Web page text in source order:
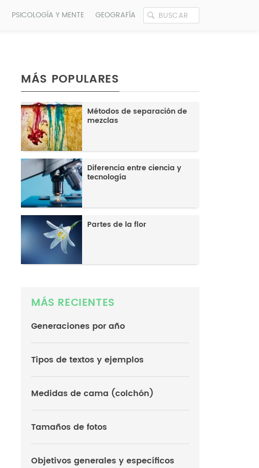
PSICOLOGÍA Y MENTE GEOGRAFÍA
MÁS POPULARES
Métodos de separación de
mezclas
Diferencia entre ciencia y
tecnología
Partes de la flor
MÁS RECIENTES
Generaciones por año
Tipos de textos y ejemplos
Medidas de cama (colchón)
Tamaños de fotos
Objetivos generales y específicos